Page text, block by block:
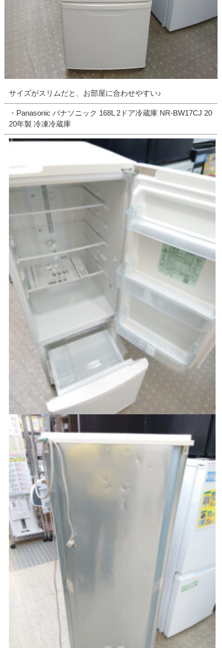
サイズがスリムだと、お部屋に合わせやすい♪
・Panasonic パナソニック 168L 2ドア冷蔵庫 NR-BW17CJ 20
20年製 冷凍冷蔵庫